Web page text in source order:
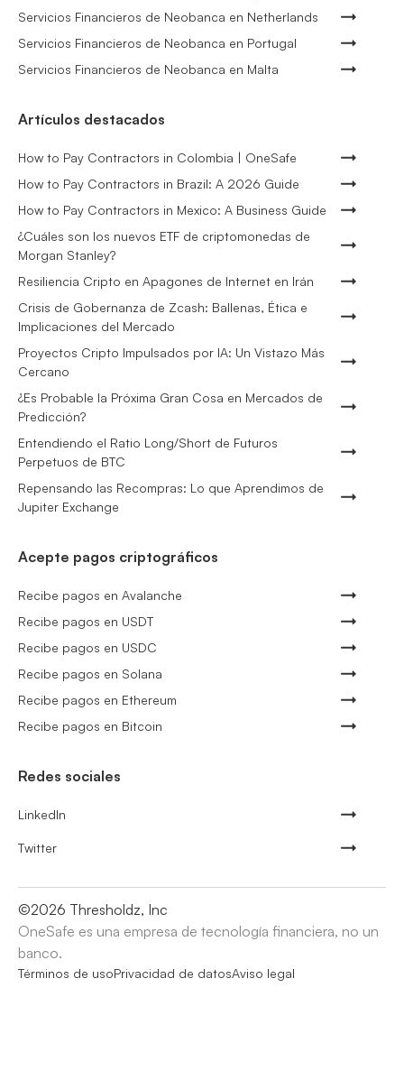
Servicios Financieros de Neobanca en Netherlands
Servicios Financieros de Neobanca en Portugal
Servicios Financieros de Neobanca en Malta
Artículos destacados
How to Pay Contractors in Colombia | OneSafe
How to Pay Contractors in Brazil: A 2026 Guide
How to Pay Contractors in Mexico: A Business Guide
¿Cuáles son los nuevos ETF de criptomonedas de
Morgan Stanley?
Resiliencia Cripto en Apagones de Internet en Irán
Crisis de Gobernanza de Zcash: Ballenas, Ética e
Implicaciones del Mercado
Proyectos Cripto Impulsados por IA: Un Vistazo Más
Cercano
¿Es Probable la Próxima Gran Cosa en Mercados de
Predicción?
Entendiendo el Ratio Long/Short de Futuros
Perpetuos de BTC
Repensando las Recompras: Lo que Aprendimos de
Jupiter Exchange
Acepte pagos criptográficos
Recibe pagos en Avalanche
Recibe pagos en USDT
Recibe pagos en USDC
Recibe pagos en Solana
Recibe pagos en Ethereum
Recibe pagos en Bitcoin
Redes sociales
LinkedIn
Twitter
©2026 Thresholdz, Inc
OneSafe es una empresa de tecnología financiera, no un
banco.
Términos de usoPrivacidad de datosAviso legal